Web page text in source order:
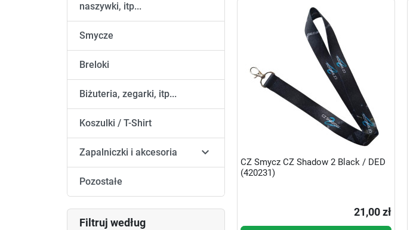
naszywki, itp...
Smycze
Breloki
Biżuteria, zegarki, itp...
Koszulki / T-Shirt
Zapalniczki i akcesoria 
Pozostałe
Filtruj według
CZ Smycz CZ Shadow 2 Black / DED
(420231)
21,00 zł